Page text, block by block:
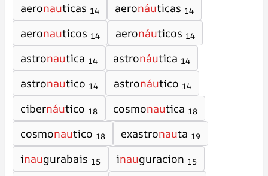
aeronauticas 14 aeronáuticas 14
aeronauticos 14 aeronáuticos 14
astronautica 14 astronáutica 14
astronautico 14 astronáutico 14
cibernáutico 18 cosmonautica 18
cosmonautico 18 exastronauta 19
inaugurabais 15 inauguracion 15